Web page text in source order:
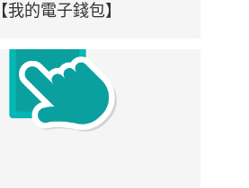
【我的電子錢包】